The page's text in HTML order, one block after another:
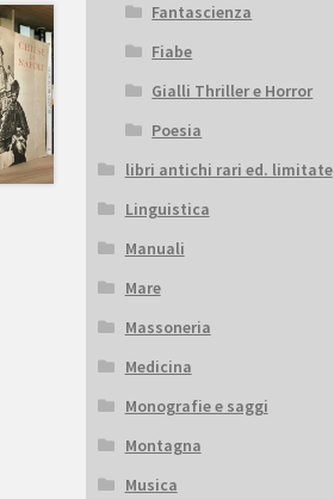
Fantascienza
Fiabe
Gialli Thriller e Horror
Poesia
libri antichi rari ed. limitate
Linguistica
Manuali
Mare
Massoneria
Medicina
Monografie e saggi
Montagna
Musica